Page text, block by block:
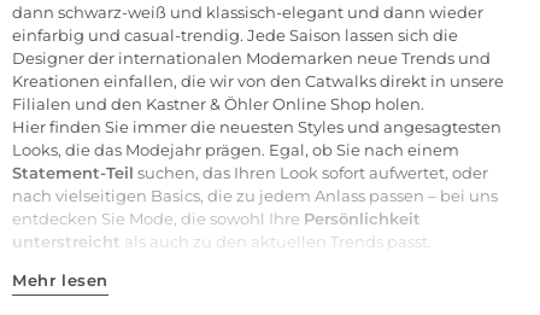
dann schwarz-weiß und klassisch-elegant und dann wieder
einfarbig und casual-trendig. Jede Saison lassen sich die
Designer der internationalen Modemarken neue Trends und
Kreationen einfallen, die wir von den Catwalks direkt in unsere
Filialen und den Kastner & Öhler Online Shop holen.
Hier finden Sie immer die neuesten Styles und angesagtesten
Looks, die das Modejahr prägen. Egal, ob Sie nach einem
Statement-Teil suchen, das Ihren Look sofort aufwertet, oder
nach vielseitigen Basics, die zu jedem Anlass passen – bei uns
entdecken Sie Mode, die sowohl Ihre Persönlichkeit
unterstreicht als auch zu den aktuellen Trends passt.
Mehr lesen